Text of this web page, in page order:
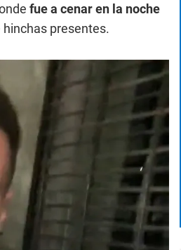
fue a cenar en la noche
hinchas presentes.